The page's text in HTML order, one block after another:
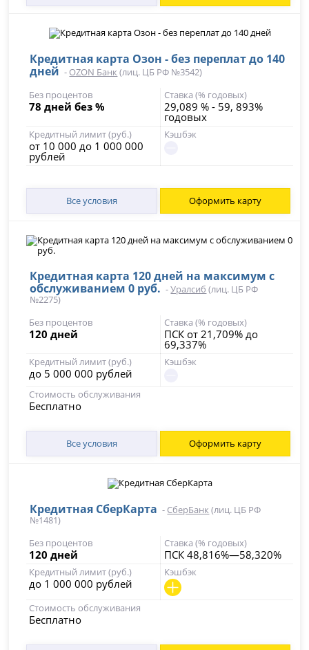
Кредитная карта Озон - без переплат до 140
дней - OZON Банк (лиц. ЦБ РФ №3542)
Без процентов
78 дней без %
Ставка (% годовых)
29,089 % - 59, 893%
годовых
Кредитный лимит (руб.)
от 10 000 до 1 000 000
рублей
Кэшбэк
Все условия Оформить карту
Кредитная карта 120 дней на максимум с
обслуживанием 0 руб. -Уралсиб (лиц. ЦБ РФ
№2275)
Без процентов
120 дней
Ставка (% годовых)
ПСК от 21,709% до
69,337%
Кредитный лимит (руб.)
до 5 000 000 рублей
Кэшбэк
Стоимость обслуживания
Бесплатно
Все условия Оформить карту
Кредитная СберКарта - СберБанк (лиц. ЦБ РФ
№1481)
Без процентов
120 дней
Ставка (% годовых)
ПСК 48,816%—58,320%
Кредитный лимит (руб.)
до 1 000 000 рублей
Кэшбэк
Стоимость обслуживания
Бесплатно